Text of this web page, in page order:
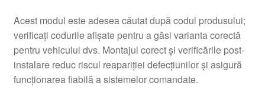
Acest modul este adesea căutat după codul produsului;
verificaţi codurile afişate pentru a găsi varianta corectă
pentru vehiculul dvs. Montajul corect şi verificările post-
instalare reduc riscul reapariţiei defecţiunilor şi asigură
funcţionarea fiabilă a sistemelor comandate.